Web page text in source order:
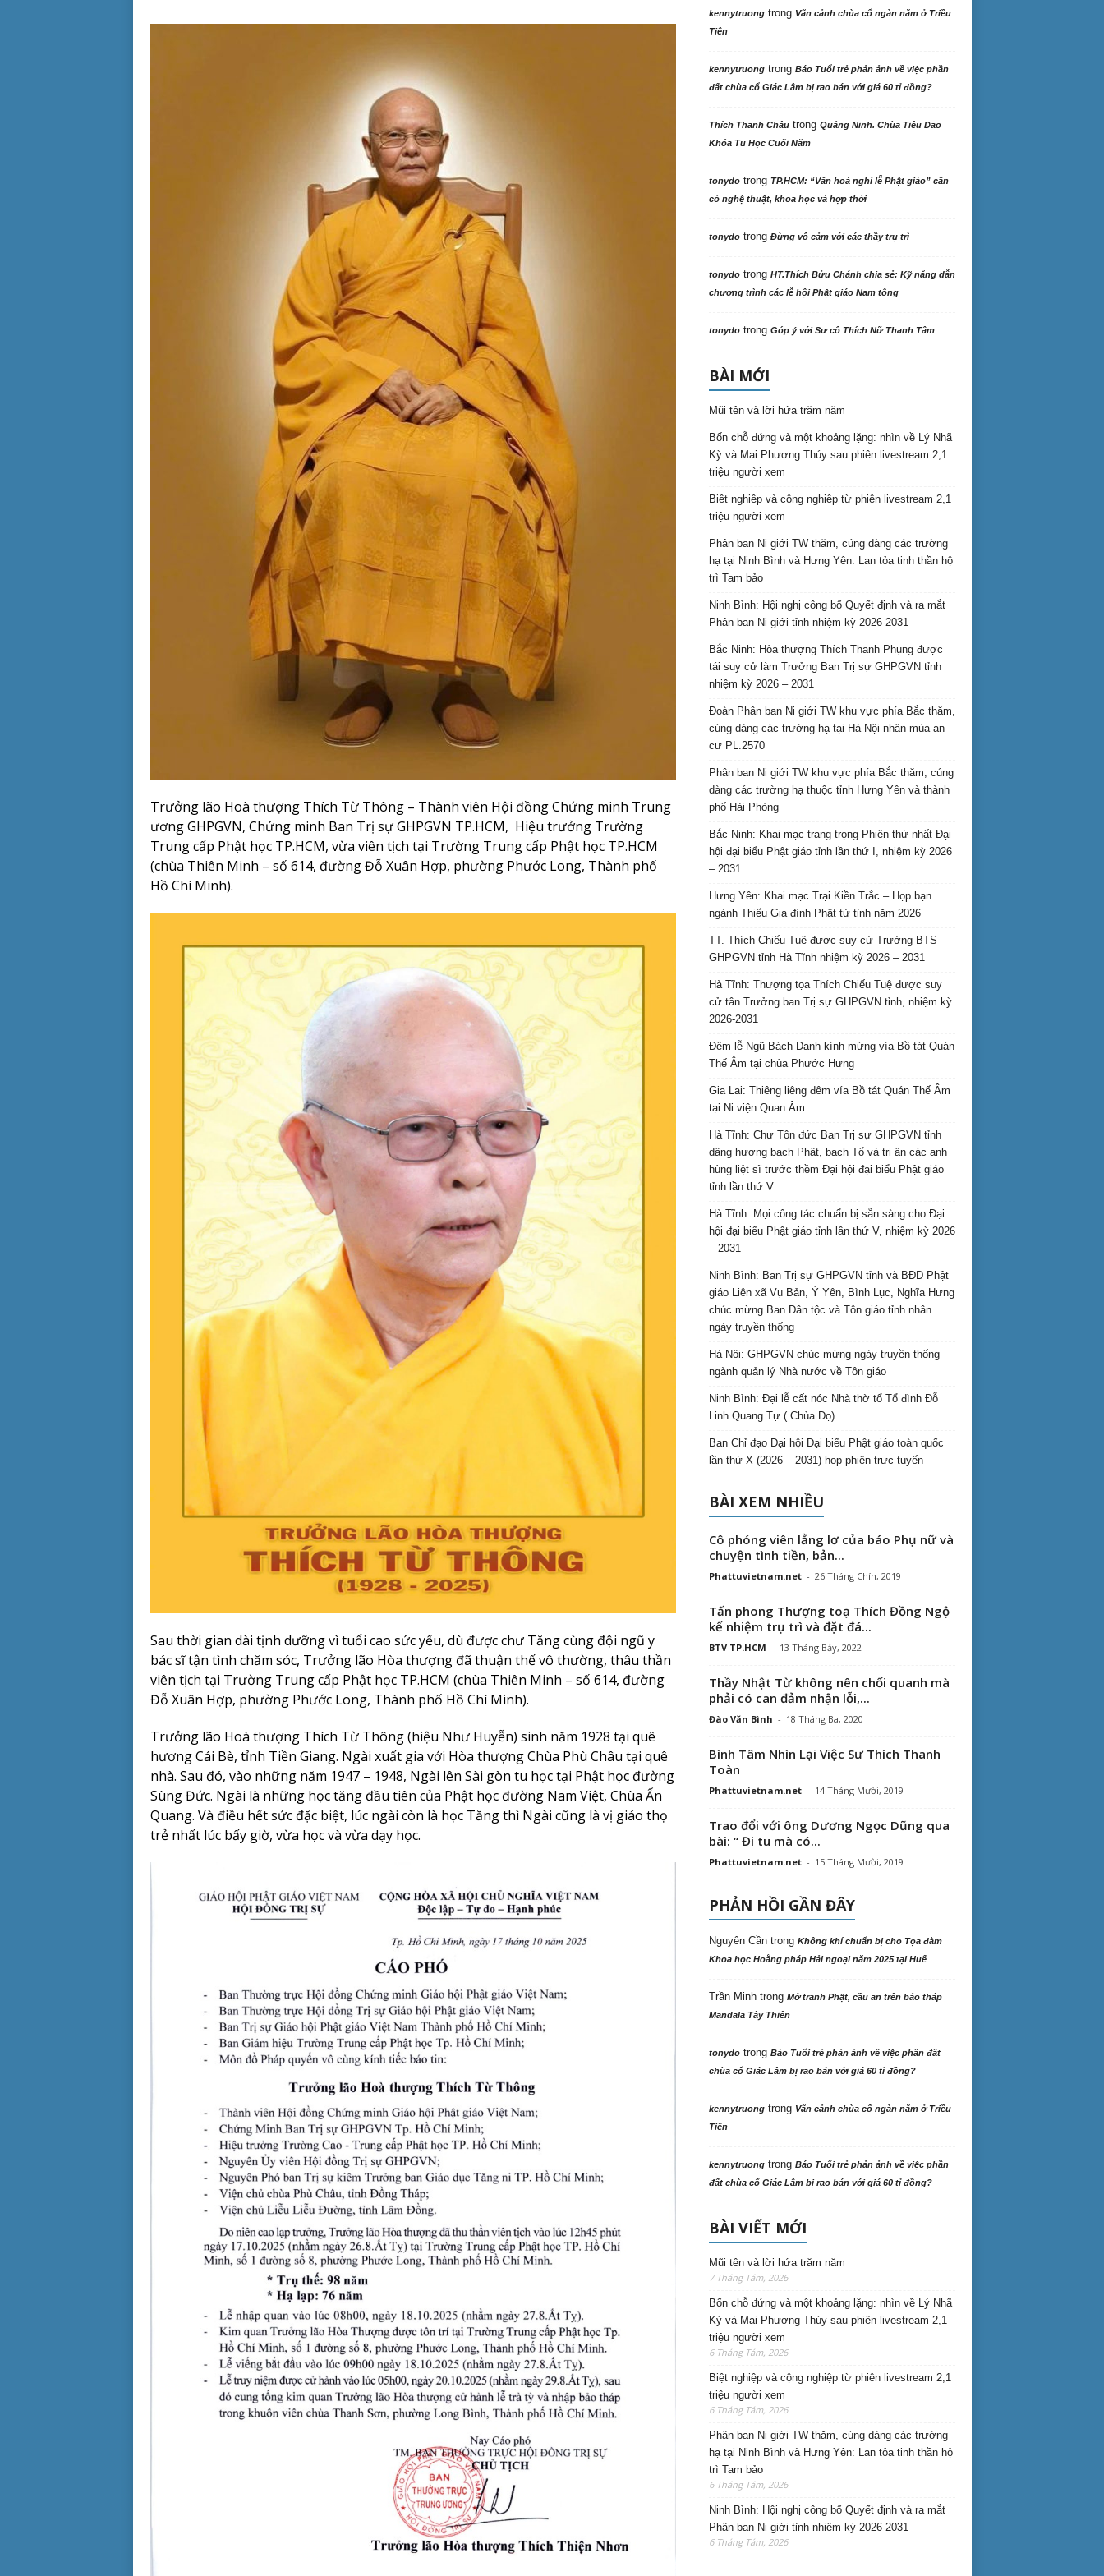
Trưởng lão Hoà thượng Thích Từ Thông – Thành viên Hội đồng Chứng minh Trung
ương GHPGVN, Chứng minh Ban Trị sự GHPGVN TP.HCM, Hiệu trưởng Trường
Trung cấp Phật học TP.HCM, vừa viên tịch tại Trường Trung cấp Phật học TP.HCM
(chùa Thiên Minh – số 614, đường Đỗ Xuân Hợp, phường Phước Long, Thành phố
Hồ Chí Minh).
Sau thời gian dài tịnh dưỡng vì tuổi cao sức yếu, dù được chư Tăng cùng đội ngũ y
bác sĩ tận tình chăm sóc, Trưởng lão Hòa thượng đã thuận thế vô thường, thâu thần
viên tịch tại Trường Trung cấp Phật học TP.HCM (chùa Thiên Minh – số 614, đường
Đỗ Xuân Hợp, phường Phước Long, Thành phố Hồ Chí Minh).
Trưởng lão Hoà thượng Thích Từ Thông (hiệu Như Huyễn) sinh năm 1928 tại quê
hương Cái Bè, tỉnh Tiền Giang. Ngài xuất gia với Hòa thượng Chùa Phù Châu tại quê
nhà. Sau đó, vào những năm 1947 – 1948, Ngài lên Sài gòn tu học tại Phật học đường
Sùng Đức. Ngài là những học tăng đầu tiên của Phật học đường Nam Việt, Chùa Ấn
Quang. Và điều hết sức đặc biệt, lúc ngài còn là học Tăng thì Ngài cũng là vị giáo thọ
trẻ nhất lúc bấy giờ, vừa học và vừa dạy học.
kennytruongtrong Vãn cảnh chùa cổ ngàn năm ở Triều
Tiên
kennytruongtrong Báo Tuổi trẻ phản ảnh về việc phần
đất chùa cổ Giác Lâm bị rao bán với giá 60 tỉ đồng?
Thích Thanh Châutrong Quảng Ninh. Chùa Tiêu Dao
Khóa Tu Học Cuối Năm
tonydotrong TP.HCM: “Văn hoá nghi lễ Phật giáo” cần
có nghệ thuật, khoa học và hợp thời
tonydotrong Đừng vô cảm với các thầy trụ trì
tonydotrong HT.Thích Bửu Chánh chia sẻ: Kỹ năng dẫn
chương trình các lễ hội Phật giáo Nam tông
tonydotrong Góp ý với Sư cô Thích Nữ Thanh Tâm
BÀI MỚI
Mũi tên và lời hứa trăm năm
Bốn chỗ đứng và một khoảng lặng: nhìn về Lý Nhã
Kỳ và Mai Phương Thúy sau phiên livestream 2,1
triệu người xem
Biệt nghiệp và cộng nghiệp từ phiên livestream 2,1
triệu người xem
Phân ban Ni giới TW thăm, cúng dàng các trường
hạ tại Ninh Bình và Hưng Yên: Lan tỏa tinh thần hộ
trì Tam bảo
Ninh Bình: Hội nghị công bố Quyết định và ra mắt
Phân ban Ni giới tỉnh nhiệm kỳ 2026-2031
Bắc Ninh: Hòa thượng Thích Thanh Phụng được
tái suy cử làm Trưởng Ban Trị sự GHPGVN tỉnh
nhiệm kỳ 2026 – 2031
Đoàn Phân ban Ni giới TW khu vực phía Bắc thăm,
cúng dàng các trường hạ tại Hà Nội nhân mùa an
cư PL.2570
Phân ban Ni giới TW khu vực phía Bắc thăm, cúng
dàng các trường hạ thuộc tỉnh Hưng Yên và thành
phố Hải Phòng
Bắc Ninh: Khai mạc trang trọng Phiên thứ nhất Đại
hội đại biểu Phật giáo tỉnh lần thứ I, nhiệm kỳ 2026
– 2031
Hưng Yên: Khai mạc Trại Kiền Trắc – Họp bạn
ngành Thiếu Gia đình Phật tử tỉnh năm 2026
TT. Thích Chiếu Tuệ được suy cử Trưởng BTS
GHPGVN tỉnh Hà Tĩnh nhiệm kỳ 2026 – 2031
Hà Tĩnh: Thượng tọa Thích Chiếu Tuệ được suy
cử tân Trưởng ban Trị sự GHPGVN tỉnh, nhiệm kỳ
2026-2031
Đêm lễ Ngũ Bách Danh kính mừng vía Bồ tát Quán
Thế Âm tại chùa Phước Hưng
Gia Lai: Thiêng liêng đêm vía Bồ tát Quán Thế Âm
tại Ni viện Quan Âm
Hà Tĩnh: Chư Tôn đức Ban Trị sự GHPGVN tỉnh
dâng hương bạch Phật, bạch Tổ và tri ân các anh
hùng liệt sĩ trước thềm Đại hội đại biểu Phật giáo
tỉnh lần thứ V
Hà Tĩnh: Mọi công tác chuẩn bị sẵn sàng cho Đại
hội đại biểu Phật giáo tỉnh lần thứ V, nhiệm kỳ 2026
– 2031
Ninh Bình: Ban Trị sự GHPGVN tỉnh và BĐD Phật
giáo Liên xã Vụ Bản, Ý Yên, Bình Lục, Nghĩa Hưng
chúc mừng Ban Dân tộc và Tôn giáo tỉnh nhân
ngày truyền thống
Hà Nội: GHPGVN chúc mừng ngày truyền thống
ngành quản lý Nhà nước về Tôn giáo
Ninh Bình: Đại lễ cất nóc Nhà thờ tổ Tổ đình Đỗ
Linh Quang Tự ( Chùa Đọ)
Ban Chỉ đạo Đại hội Đại biểu Phật giáo toàn quốc
lần thứ X (2026 – 2031) họp phiên trực tuyến
BÀI XEM NHIỀU
Cô phóng viên lẳng lơ của báo Phụ nữ và
chuyện tình tiền, bản...
Phattuvietnam.net - 26 Tháng Chín, 2019
Tấn phong Thượng toạ Thích Đồng Ngộ
kế nhiệm trụ trì và đặt đá...
BTV TP.HCM - 13 Tháng Bảy, 2022
Thầy Nhật Từ không nên chối quanh mà
phải có can đảm nhận lỗi,...
Đào Văn Bình - 18 Tháng Ba, 2020
Bình Tâm Nhìn Lại Việc Sư Thích Thanh
Toàn
Phattuvietnam.net - 14 Tháng Mười, 2019
Trao đổi với ông Dương Ngọc Dũng qua
bài: “ Đi tu mà có...
Phattuvietnam.net - 15 Tháng Mười, 2019
PHẢN HỒI GẦN ĐÂY
Nguyên Cầntrong Không khí chuẩn bị cho Tọa đàm
Khoa học Hoằng pháp Hải ngoại năm 2025 tại Huế
Trần Minhtrong Mở tranh Phật, cầu an trên bảo tháp
Mandala Tây Thiên
tonydotrong Báo Tuổi trẻ phản ảnh về việc phần đất
chùa cổ Giác Lâm bị rao bán với giá 60 tỉ đồng?
kennytruongtrong Vãn cảnh chùa cổ ngàn năm ở Triều
Tiên
kennytruongtrong Báo Tuổi trẻ phản ảnh về việc phần
đất chùa cổ Giác Lâm bị rao bán với giá 60 tỉ đồng?
BÀI VIẾT MỚI
Mũi tên và lời hứa trăm năm
7 Tháng Tám, 2026
Bốn chỗ đứng và một khoảng lặng: nhìn về Lý Nhã
Kỳ và Mai Phương Thúy sau phiên livestream 2,1
triệu người xem
6 Tháng Tám, 2026
Biệt nghiệp và cộng nghiệp từ phiên livestream 2,1
triệu người xem
6 Tháng Tám, 2026
Phân ban Ni giới TW thăm, cúng dàng các trường
hạ tại Ninh Bình và Hưng Yên: Lan tỏa tinh thần hộ
trì Tam bảo
6 Tháng Tám, 2026
Ninh Bình: Hội nghị công bố Quyết định và ra mắt
Phân ban Ni giới tỉnh nhiệm kỳ 2026-2031
6 Tháng Tám, 2026